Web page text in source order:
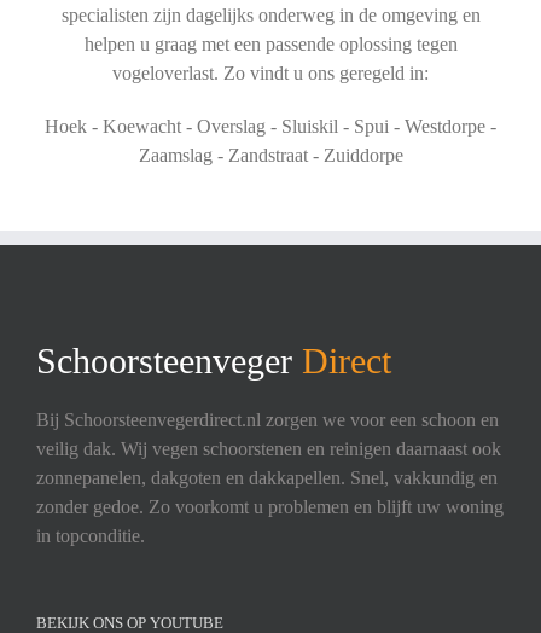
specialisten zijn dagelijks onderweg in de omgeving en
helpen u graag met een passende oplossing tegen
vogeloverlast. Zo vindt u ons geregeld in:
Hoek - Koewacht - Overslag - Sluiskil - Spui - Westdorpe -
Zaamslag - Zandstraat - Zuiddorpe
Schoorsteenveger Direct
Bij Schoorsteenvegerdirect.nl zorgen we voor een schoon en
veilig dak. Wij vegen schoorstenen en reinigen daarnaast ook
zonnepanelen, dakgoten en dakkapellen. Snel, vakkundig en
zonder gedoe. Zo voorkomt u problemen en blijft uw woning
in topconditie.
BEKIJK ONS OP YOUTUBE